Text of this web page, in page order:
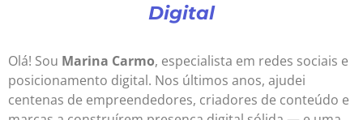
Digital
Olá! Sou Marina Carmo, especialista em redes sociais e
posicionamento digital. Nos últimos anos, ajudei
centenas de empreendedores, criadores de conteúdo e